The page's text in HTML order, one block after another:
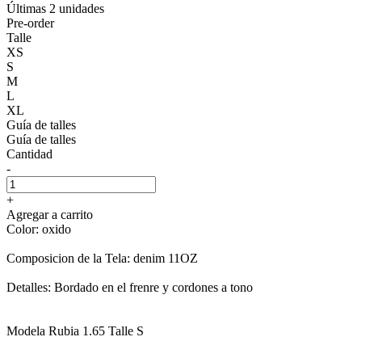
Últimas 2 unidades
Pre-order
Talle
XS
S
M
L
XL
Guía de talles
Guía de talles
Cantidad
-
+
Agregar a carrito
Color: oxido
Composicion de la Tela: denim 11OZ
Detalles: Bordado en el frenre y cordones a tono
Modela Rubia 1.65 Talle S